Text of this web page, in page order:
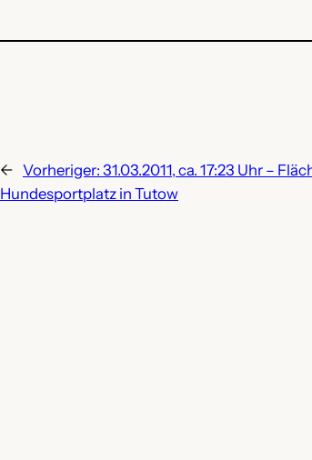
← Vorheriger: 31.03.2011, ca. 17:23 Uhr –
Hundesportplatz in Tutow